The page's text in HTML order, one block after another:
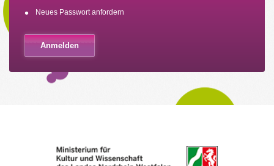
Neues Passwort anfordern